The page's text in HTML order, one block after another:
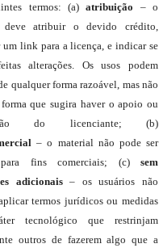
termos: (a)atribuição – o
deve atribuir o devido crédito,
um link para a licença, e indicar se
alterações. Os usos podem
qualquer forma razoável, mas não
que sugira haver o apoio ou
do licenciante; (b)
– o material não pode ser
fins comerciais; (c) sem
adicionais– os usuários não
termos jurídicos ou medidas
tecnológico que restrinjam
outros de fazerem algo que a